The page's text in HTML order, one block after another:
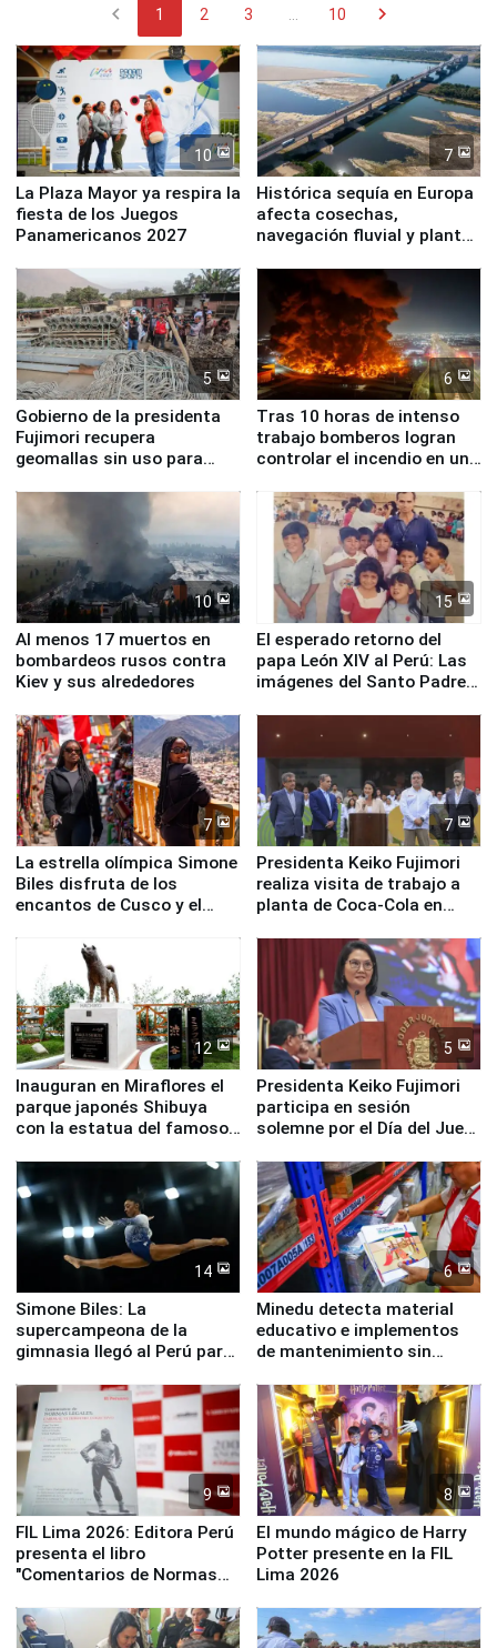
chevron_left 1 2 3 10 chevron_right
10
La Plaza Mayor ya respira la
fiesta de los Juegos
Panamericanos 2027
7
Histórica sequía en Europa
afecta cosechas,
navegación fluvial y plantas
5
Gobierno de la presidenta
Fujimori recupera
geomallas sin uso para
Fenómeno El Niño
6
Tras 10 horas de intenso
trabajo bomberos logran
controlar el incendio en una
de Chile
10
Al menos 17 muertos en
bombardeos rusos contra
Kiev y sus alrededores
15
El esperado retorno del
papa León XIV al Perú: Las
imágenes del Santo Padre
7
La estrella olímpica Simone
Biles disfruta de los
encantos de Cusco y el
7
Presidenta Keiko Fujimori
realiza visita de trabajo a
planta de Coca-Cola en
12
Inauguran en Miraflores el
parque japonés Shibuya
con la estatua del famoso
5
Presidenta Keiko Fujimori
participa en sesión
solemne por el Día del Juez
14
Simone Biles: La
supercampeona de la
gimnasia llegó al Perú para
Panamericanos Lima 2027
6
Minedu detecta material
educativo e implementos
de mantenimiento sin
la UGEL 2
9
FIL Lima 2026: Editora Perú
presenta el libro
"Comentarios de Normas
Derecho Colectivo"
8
El mundo mágico de Harry
Potter presente en la FIL
Lima 2026